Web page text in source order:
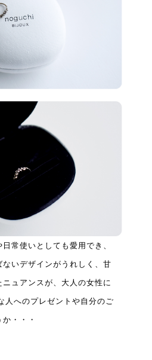
常使いとしても愛用でき、
ないデザインがうれしく、甘
ュアンスが、大人の女性に
人へのプレゼントや自分のご
・・・